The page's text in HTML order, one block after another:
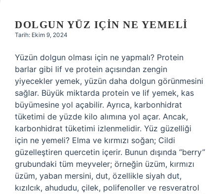
DOLGUN YÜZ IÇIN NE YEMELI
Tarih: Ekim 9, 2024
Yüzün dolgun olması için ne yapmalı? Protein
barlar gibi lif ve protein açısından zengin
yiyecekler yemek, yüzün daha dolgun görünmesini
sağlar. Büyük miktarda protein ve lif yemek, kas
büyümesine yol açabilir. Ayrıca, karbonhidrat
tüketimi de yüzde kilo alımına yol açar. Ancak,
karbonhidrat tüketimi izlenmelidir. Yüz güzelliği
için ne yemeli? Elma ve kırmızı soğan; Cildi
güzelleştiren quercetin içerir. Bunun dışında “berry”
grubundaki tüm meyveler; örneğin üzüm, kırmızı
üzüm, yaban mersini, dut, özellikle siyah dut,
kızılcık, ahududu, çilek, polifenoller ve resveratrol